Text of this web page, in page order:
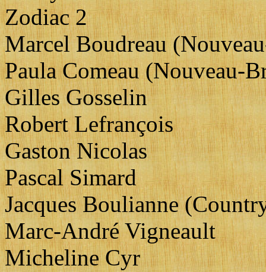
Zodiac 2
Marcel Boudreau
Paula Comeau (Nouveau-
Gilles Gosselin
Robert Lefrançois
Gaston Nicolas
Pascal Simard
Jacques Boulianne
Marc-André Vigneault
Micheline Cyr